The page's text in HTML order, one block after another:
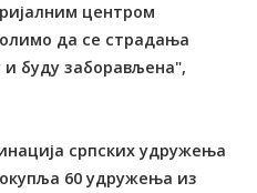
центром
да се страдања
и буду заборављена",
српских удружења
окупља 60 удружења из